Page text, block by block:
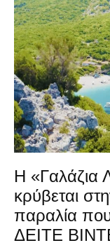
Η «Γαλάζια
κρύβεται
παραλία που
ΔΕΙΤΕ